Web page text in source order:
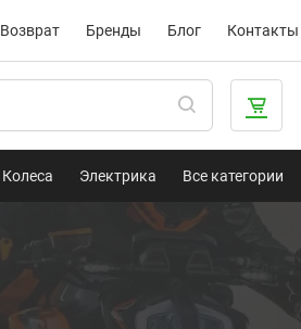
Возврат Бренды Блог Контакты
Колеса Электрика Все категории